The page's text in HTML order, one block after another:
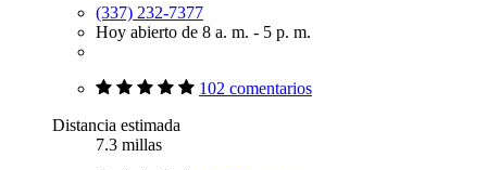
(337) 232-7377
Hoy abierto de 8 a. m. - 5 p. m.
102 comentarios
Distancia estimada
7.3 millas